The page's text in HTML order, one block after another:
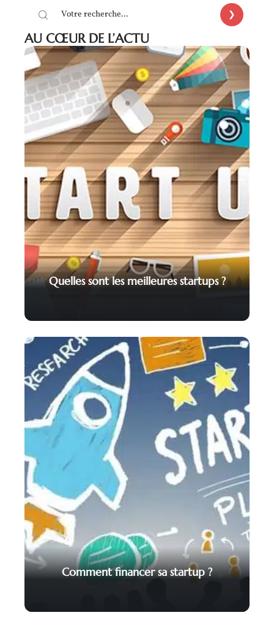
AU CŒUR DE L’ACTU
Quelles sont les meilleures startups ?
Comment financer sa startup ?